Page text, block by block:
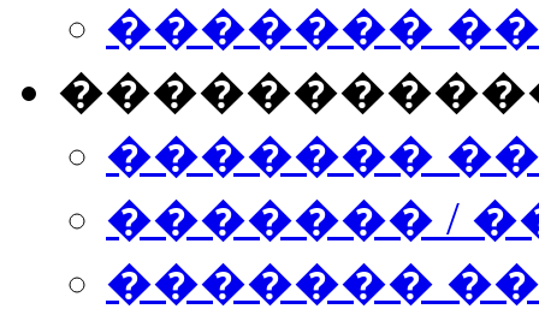
�������
�������
������� /
�������